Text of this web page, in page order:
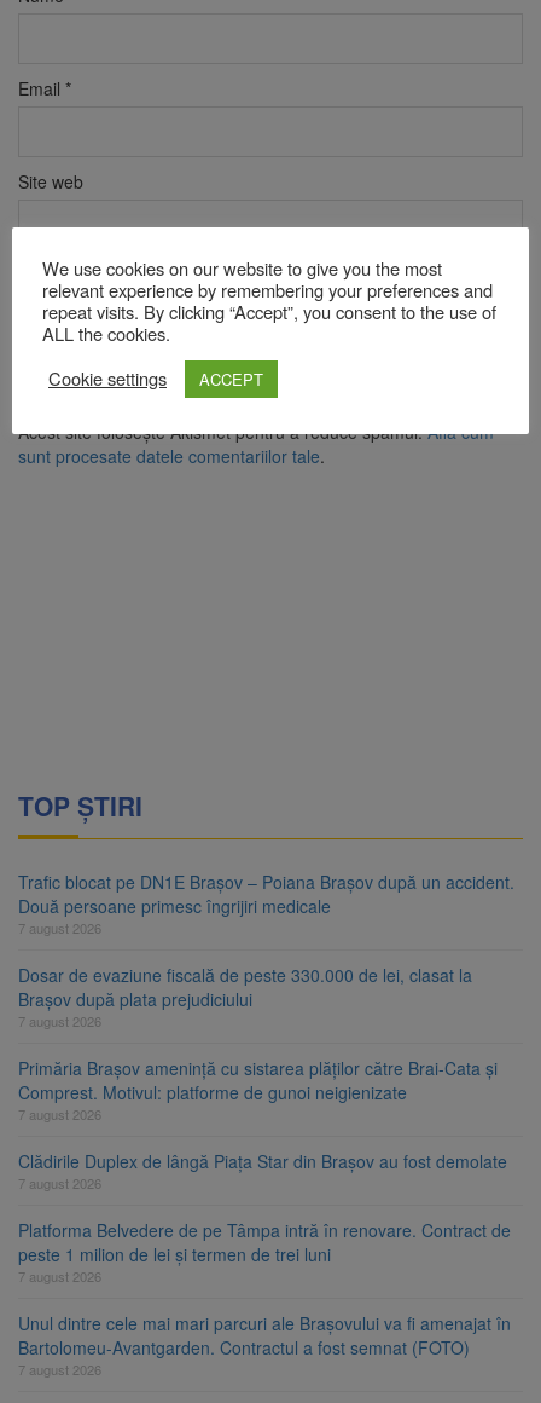
Email *
Site web
Verificare anti-robot
Click pentru a începe verificarea
Acest site folosește Akismet pentru a reduce spamul.Află cum
sunt procesate datele comentariilor tale.
TOP ȘTIRI
Trafic blocat pe DN1E Brașov – Poiana Brașov după un accident.
Două persoane primesc îngrijiri medicale
7 august 2026
Dosar de evaziune fiscală de peste 330.000 de lei, clasat la
Brașov după plata prejudiciului
7 august 2026
Primăria Brașov amenință cu sistarea plăților către Brai-Cata și
Comprest. Motivul: platforme de gunoi neigienizate
7 august 2026
Clădirile Duplex de lângă Piața Star din Brașov au fost demolate
7 august 2026
Platforma Belvedere de pe Tâmpa intră în renovare. Contract de
peste 1 milion de lei și termen de trei luni
7 august 2026
Unul dintre cele mai mari parcuri ale Brașovului va fi amenajat în
Bartolomeu-Avantgarden. Contractul a fost semnat (FOTO)
7 august 2026
We use cookies on our website to give you the most
relevant experience by remembering your preferences and
repeat visits. By clicking “Accept”, you consent to the use of
ALL the cookies.
Cookie settings
ACCEPT